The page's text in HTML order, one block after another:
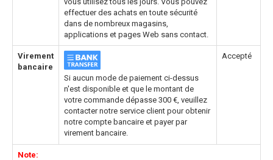
effectuer des achats en toute sécurité
dans de nombreux magasins,
applications et pages Web sans contact.
Virement
bancaire
Si aucun mode de paiement ci-dessus
n'est disponible et que le montant de
votre commande dépasse 300 €, veuillez
contacter notre service client pour obtenir
notre compte bancaire et payer par
virement bancaire.
Accepté
Note: